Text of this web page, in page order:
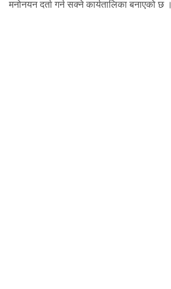
मनोनयन दर्ता गर्न सक्ने कार्यतालिका बनाएको छ ।